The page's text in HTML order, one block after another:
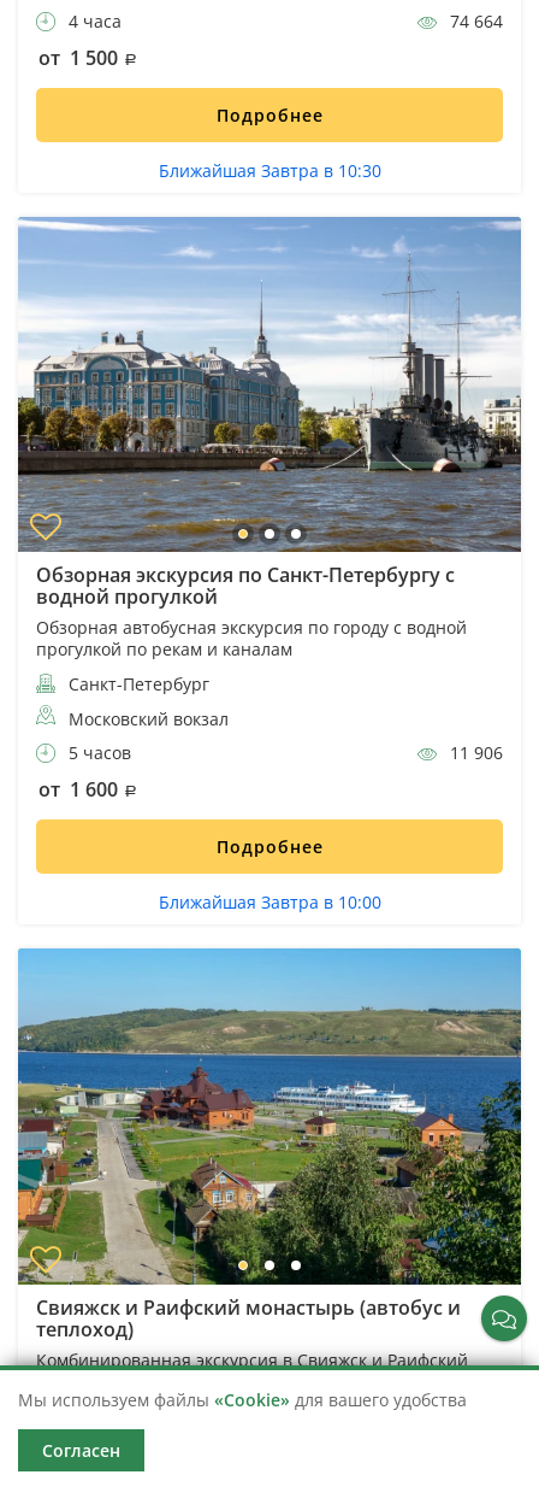
4 часа
74 664
от 1 500
Подробнее
Ближайшая Завтра в 10:30
Обзорная экскурсия по Санкт-Петербургу с
водной прогулкой
Обзорная автобусная экскурсия по городу с водной
прогулкой по рекам и каналам
Санкт-Петербург
Московский вокзал
5 часов
11 906
от 1 600
Подробнее
Ближайшая Завтра в 10:00
Свияжск и Раифский монастырь (автобус и
теплоход)
Комбинированная экскурсия в Свияжск и Раифский
Казань
отель «Ногай»
Мы используем файлы «Cookie» для вашего удобства
Согласен